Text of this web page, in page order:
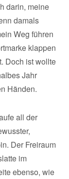
darin, meine
damals
Weg führen
klappen
Doch ist wollte
Jahr
Händen.
all der
Der Freiraum
im
ebenso, wie